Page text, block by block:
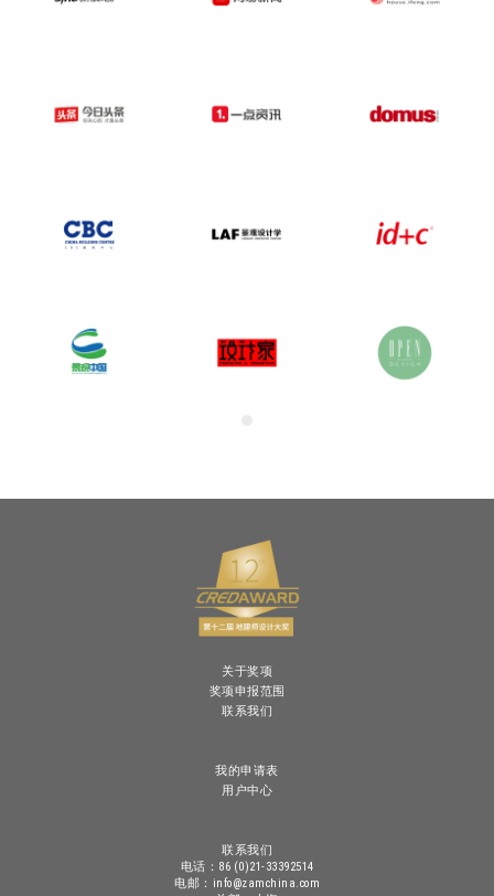
关于奖项
奖项申报范围
联系我们
我的申请表
用户中心
联系我们
电话：86 (0)21-33392514
电邮：info@zamchina.com